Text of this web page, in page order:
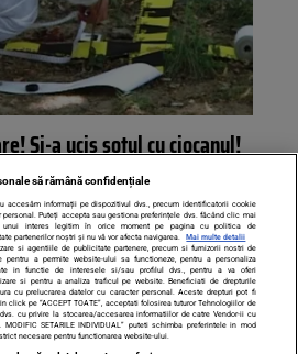
Și-a ucis soțul cu ciocanul!
să rămână confidențiale
accesăm informații pe dispozitivul dvs., precum identificatorii cookie
Puteți accepta sau gestiona preferințele dvs. făcând clic mai
unui interes legitim în orice moment pe pagina cu politica de
partenerilor noștri și nu vă vor afecta navigarea.
Mai multe detalii
si agentiile de publicitate partenere, precum si furnizorii nostri de
a permite website-ului sa functioneze, pentru a personaliza
in functie de interesele si/sau profilul dvs., pentru a va oferi
si pentru a analiza traficul pe website. Beneficiati de drepturile
cu prelucrarea datelor cu caracter personal. Aceste drepturi pot fi
click pe “ACCEPT TOATE”, acceptati folosirea tuturor Tehnologiilor de
cu privire la stocarea/accesarea informatiilor de catre Vendor-ii cu
SETARILE INDIVIDUAL” puteti schimba preferintele in mod
necesare pentru functionarea website-ului.